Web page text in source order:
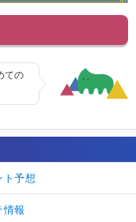
ての
ト予想
情報